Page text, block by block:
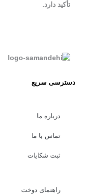
تأکید دارد.
دسترسی سریع
درباره ما
تماس با ما
ثبت شکایات
راهنمای دوخت